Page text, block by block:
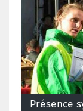
Présence